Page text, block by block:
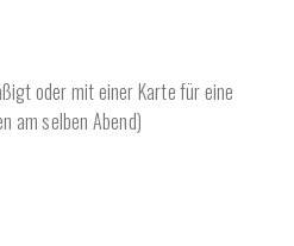
oder mit einer Karte für eine
am selben Abend)